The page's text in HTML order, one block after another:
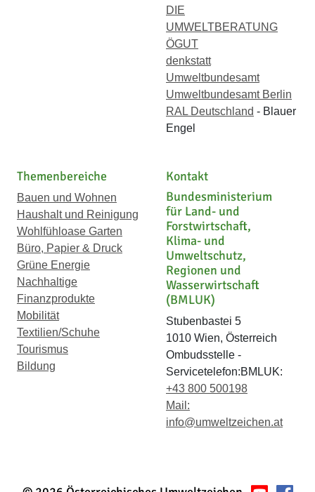
DIE
UMWELTBERATUNG
ÖGUT
denkstatt
Umweltbundesamt
Umweltbundesamt Berlin
RAL Deutschland - Blauer
Engel
Themenbereiche
Bauen und Wohnen
Haushalt und Reinigung
Wohlfühloase Garten
Büro, Papier & Druck
Grüne Energie
Nachhaltige
Finanzprodukte
Mobilität
Textilien/Schuhe
Tourismus
Bildung
Kontakt
Bundesministerium
für Land- und
Forstwirtschaft,
Klima- und
Umweltschutz,
Regionen und
Wasserwirtschaft
(BMLUK)
Stubenbastei 5
1010 Wien, Österreich
Ombudsstelle -
Servicetelefon:BMLUK:
+43 800 500198
Mail:
info@umweltzeichen.at